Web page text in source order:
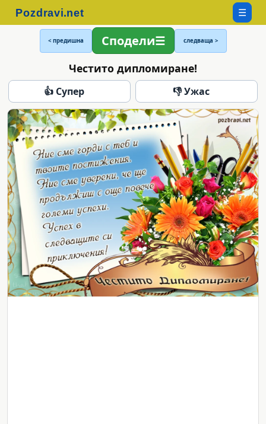
☰
< предишна Сподели следваща >
Честито дипломиране!
👍 Супер 👎 Ужас